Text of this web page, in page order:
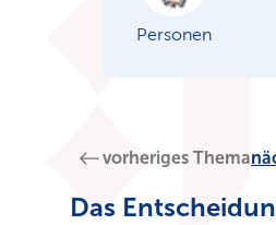
Personen
vorheriges Thema
Das